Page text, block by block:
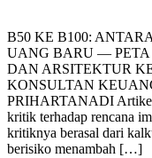
B100:
ANTARA
BEBAN
NEGARA
DAN
MESIN
UANG
BARU
B50 KE B100:
UANG BARU — PETA
DAN ARSITEKTUR
KONSULTAN
PRIHARTANADI
kritik terhadap rencana
kritiknya berasal dari
berisiko menambah […]